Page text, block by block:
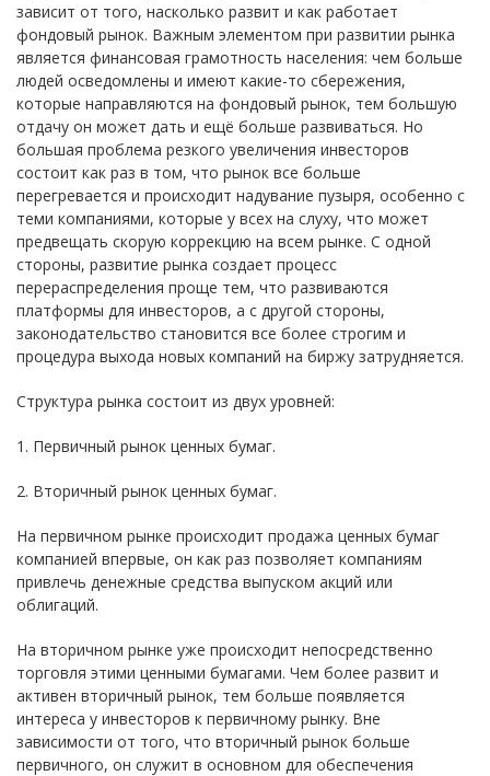
зависит от того, насколько развит и как работает
фондовый рынок. Важным элементом при развитии рынка
является финансовая грамотность населения: чем больше
людей осведомлены и имеют какие-то сбережения,
которые направляются на фондовый рынок, тем большую
отдачу он может дать и ещё больше развиваться. Но
большая проблема резкого увеличения инвесторов
состоит как раз в том, что рынок все больше
перегревается и происходит надувание пузыря, особенно с
теми компаниями, которые у всех на слуху, что может
предвещать скорую коррекцию на всем рынке. С одной
стороны, развитие рынка создает процесс
перераспределения проще тем, что развиваются
платформы для инвесторов, а с другой стороны,
законодательство становится все более строгим и
процедура выхода новых компаний на биржу затрудняется.
Структура рынка состоит из двух уровней:
1. Первичный рынок ценных бумаг.
2. Вторичный рынок ценных бумаг.
На первичном рынке происходит продажа ценных бумаг
компанией впервые, он как раз позволяет компаниям
привлечь денежные средства выпуском акций или
облигаций.
На вторичном рынке уже происходит непосредственно
торговля этими ценными бумагами. Чем более развит и
активен вторичный рынок, тем больше появляется
интереса у инвесторов к первичному рынку. Вне
зависимости от того, что вторичный рынок больше
первичного, он служит в основном для обеспечения